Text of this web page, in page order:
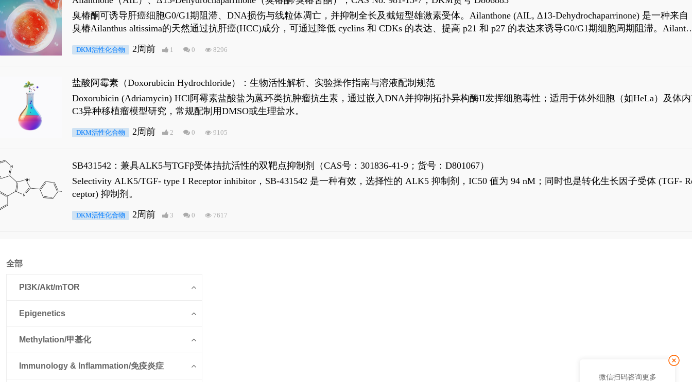
臭椿酮可诱导肝癌细胞G0/G1期阻滞、DNA损伤与线粒体凋亡，并抑制全长及截短型雄激素受体。Ailanthone (AIL, Δ13-Dehydrochaparrinone) 是一种来自
臭椿Ailanthus altissima的天然通过抗肝癌(HCC)成分，可通过降低 cyclins 和 CDKs 的表达、提高 p21 和 p27 的表达来诱导G0/G1期细胞周期阻滞。
是全长 Androgen Receptor (AR-FL)和组成型活性截断AR剪接变体(AR-Vs, AR1-651)的抑制剂，对应的IC50值分别为69 nM和309 nM。
DKM活性化合物 2周前 1 0 8296
盐酸阿霉素（Doxorubicin Hydrochloride）：生物活性解析、实验操作指南与溶液配制规范
Doxorubicin (Adriamycin) HCl阿霉素盐酸盐为蒽环类抗肿瘤抗生素，通过嵌入DNA并抑制拓扑异构酶II发挥细胞毒性；适用于体外细胞（如HeLa）及体内
C3异种移植瘤模型研究，常规配制用DMSO或生理盐水。
DKM活性化合物 2周前 2 0 9105
SB431542：兼具ALK5与TGFβ受体拮抗活性的双靶点抑制剂（CAS号：301836-41-9；货号：D801067）
Selectivity ALK5/TGF- type I Receptor inhibitor，SB-431542 是一种有效，选择性的 ALK5 抑制剂，IC50 值为 94 nM；同时也是转化生长因子受体 (TGF-
ceptor) 抑制剂。
DKM活性化合物 2周前 3 0 7617
全部
PI3K/Akt/mTOR
Epigenetics
Methylation/甲基化
Immunology & Inflammation/免疫炎症
微信扫码咨询更多